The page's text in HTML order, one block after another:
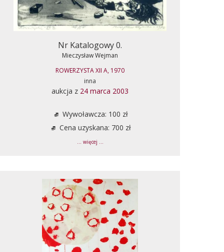
Nr Katalogowy 0.
Mieczysław Wejman
ROWERZYSTA XII A, 1970
inna
aukcja z 24 marca 2003
Wywoławcza: 100 zł
Cena uzyskana: 700 zł
... więcej ...